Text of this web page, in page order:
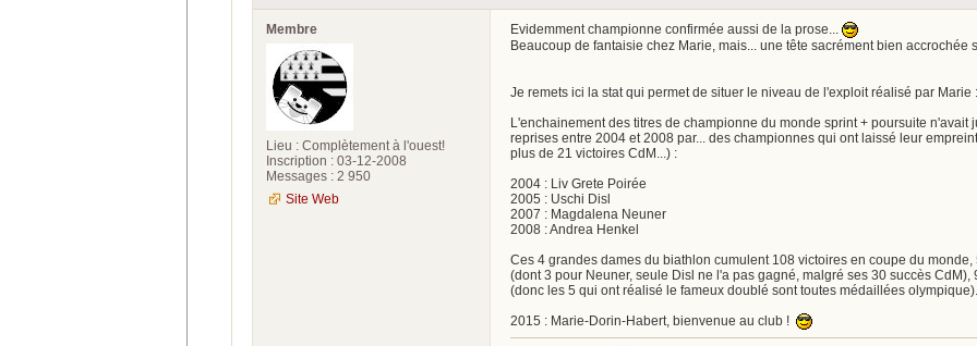
Membre
Lieu : Complètement à l'ouest!
Inscription : 03-12-2008
Messages : 2 950
Site Web
Evidemment championne confirmée aussi de la prose...
Beaucoup de fantaisie chez Marie, mais... une tête sacrément bien accrochée
Je remets ici la stat qui permet de situer le niveau de l'exploit réalisé par Marie :
L'enchainement des titres de championne du monde sprint + poursuite n'avait
reprises entre 2004 et 2008 par... des championnes qui ont laissé leur
plus de 21 victoires CdM...) :
2004 : Liv Grete Poirée
2005 : Uschi Disl
2007 : Magdalena Neuner
2008 : Andrea Henkel
Ces 4 grandes dames du biathlon cumulent 108 victoires en coupe du
(dont 3 pour Neuner, seule Disl ne l'a pas gagné, malgré ses 30 succès
(donc les 5 qui ont réalisé le fameux doublé sont toutes médaillées
2015 : Marie-Dorin-Habert, bienvenue au club !